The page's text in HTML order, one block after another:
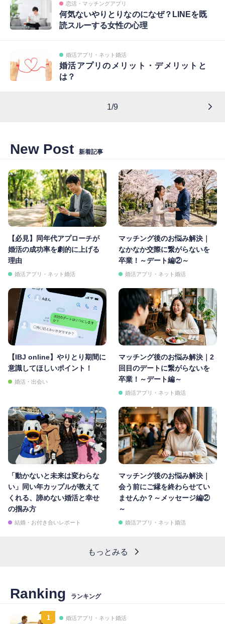
恋活・マッチングアプリ
何気ないやりとりなのになぜ？LINEを既
読スルーする女性の心理
婚活アプリ・ネット婚活
婚活アプリのメリット・デメリットと
は？
1/9
New Post 新着記事
【必見】同年代アプローチが
婚活の成功率を劇的に上げる
理由
婚活アプリ・ネット婚活
マッチング後のお悩み解決｜
なかなか交際に繋がらないを
卒業！～デート編②～
婚活アプリ・ネット婚活
【IBJ online】やりとり期間に
意識してほしいポイント！
婚活・出会い
マッチング後のお悩み解決｜2
回目のデートに繋がらないを
卒業！～デート編～
婚活アプリ・ネット婚活
「動かないと未来は変わらな
い」同い年カップルが教えて
くれる、諦めない婚活と幸せ
の掴み方
結婚・お付き合いレポート
マッチング後のお悩み解決｜
会う前にご縁を終わらせてい
ませんか？～メッセージ編②
～
婚活アプリ・ネット婚活
もっとみる
Ranking ランキング
1 婚活アプリ・ネット婚活